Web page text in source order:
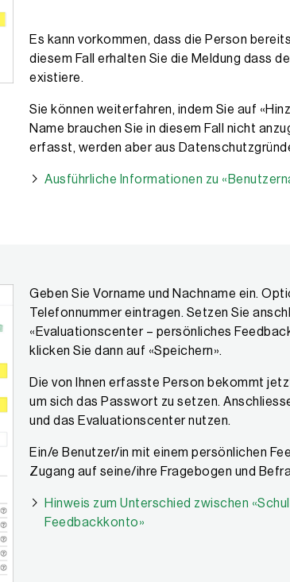
Es kann vorkommen, dass die Person
diesem Fall erhalten Sie die Meldung dass
existiere.
Sie können weiterfahren, indem Sie auf
Name brauchen Sie in diesem Fall nicht
erfasst, werden aber aus
Ausführliche Informationen zu
Geben Sie Vorname und Nachname ein.
Telefonnummer eintragen. Setzen Sie
«Evaluationscenter – persönliches
klicken Sie dann auf «Speichern».
Die von Ihnen erfasste Person bekommt
um sich das Passwort zu setzen.
und das Evaluationscenter nutzen.
Ein/e Benutzer/in mit einem persönlichen
Zugang auf seine/ihre Fragebogen und
Hinweis zum Unterschied zwischen
Feedbackkonto»